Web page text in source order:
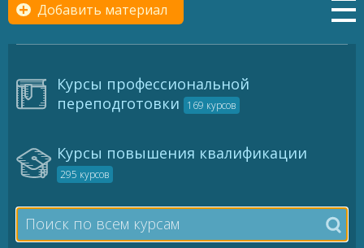
Добавить материал
Курсы профессиональной
переподготовки
169 курсов
Курсы повышения квалификации
295 курсов